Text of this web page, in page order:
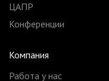
ЦАПР
Конференции
Компания
Работа у нас